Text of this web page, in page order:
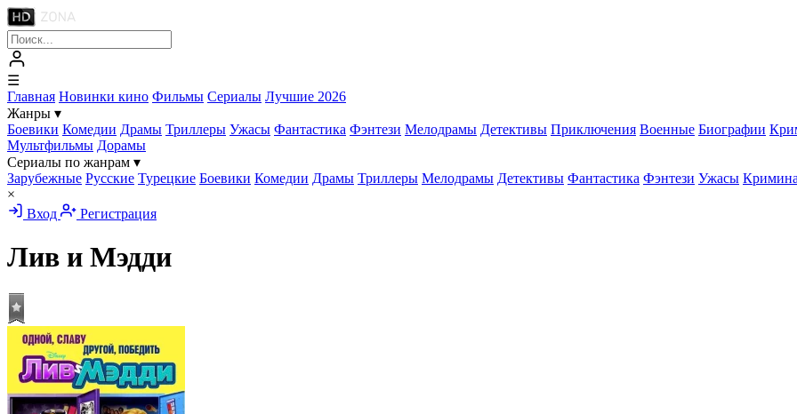
☰
Главная Новинки кино Фильмы Сериалы Лучшие 2026
Жанры ▾
Боевики Комедии Драмы Триллеры Ужасы Фантастика Фэнтези Мелодрамы Детективы Приключения Военные Биографии
Мультфильмы Дорамы
Сериалы по жанрам ▾
Зарубежные Русские Турецкие Боевики Комедии Драмы Триллеры Мелодрамы Детективы Фантастика Фэнтези Ужасы
×
Вход
Регистрация
Лив и Мэдди